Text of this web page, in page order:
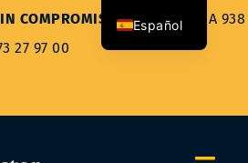
COMPROMISO!|BARCELONA 938
27 97 00
Español
Català